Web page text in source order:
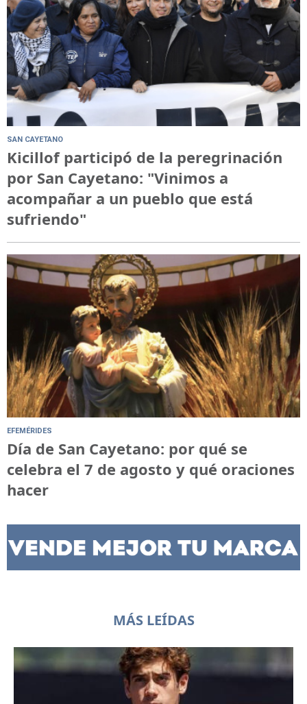
SAN CAYETANO
Kicillof participó de la peregrinación
por San Cayetano: "Vinimos a
acompañar a un pueblo que está
sufriendo"
EFEMÉRIDES
Día de San Cayetano: por qué se
celebra el 7 de agosto y qué oraciones
hacer
MÁS LEÍDAS